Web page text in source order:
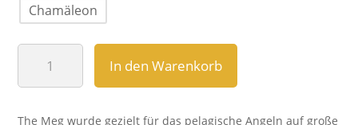
Chamäleon
MEG
In den Warenkorb
The Meg wurde gezielt für das pelagische Angeln auf große